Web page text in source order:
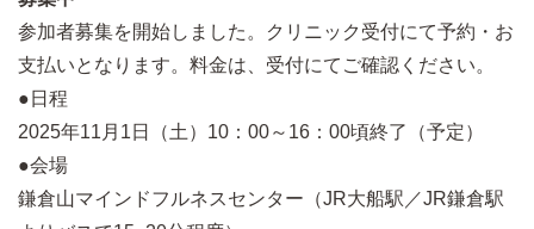
参加者募集を開始しました。クリニック受付にて予約・お
支払いとなります。料金は、受付にてご確認ください。
●日程
2025年11月1日（土）10：00～16：00頃終了（予定）
●会場
鎌倉山マインドフルネスセンター（JR大船駅／JR鎌倉駅